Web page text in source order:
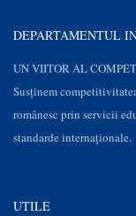
DEPARTAMENTUL
UN VIITOR AL
Susţinem
românesc prin servicii
standarde internaționale.
UTILE